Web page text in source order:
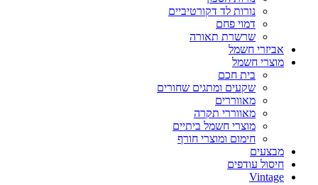
נורות לד דקורטיביים
דמוי פחם
שרשרת תאורה
אביזרי חשמל
מוצרי חשמל
בית חכם
שקעים ומתגים שחורים
מאווררים
מאווררי תקרה
מוצרי חשמל ביתיים
חימום ומוצרי חורף
מבצעים
חיסול עודפים
Vintage